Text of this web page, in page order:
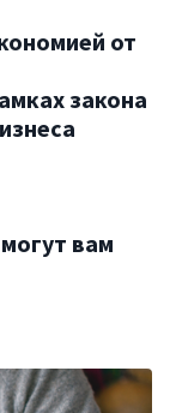
от
закона
вам